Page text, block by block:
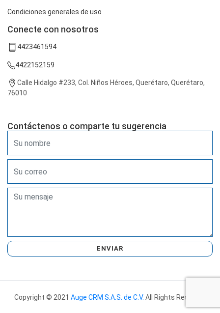
Condiciones generales de uso
Conecte con nosotros
4423461594
4422152159
Calle Hidalgo #233, Col. Niños Héroes, Querétaro, Querétaro,
76010
Contáctenos o comparte tu sugerencia
ENVIAR
Copyright © 2021 Auge CRM S.A.S. de C.V. All Rights Reserved